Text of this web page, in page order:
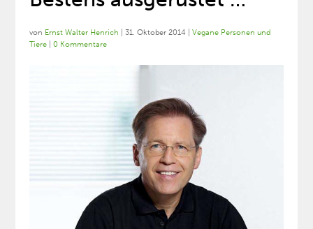
von Ernst Walter Henrich |31. Oktober 2014 |Vegane Personen und
Tiere |0 Kommentare